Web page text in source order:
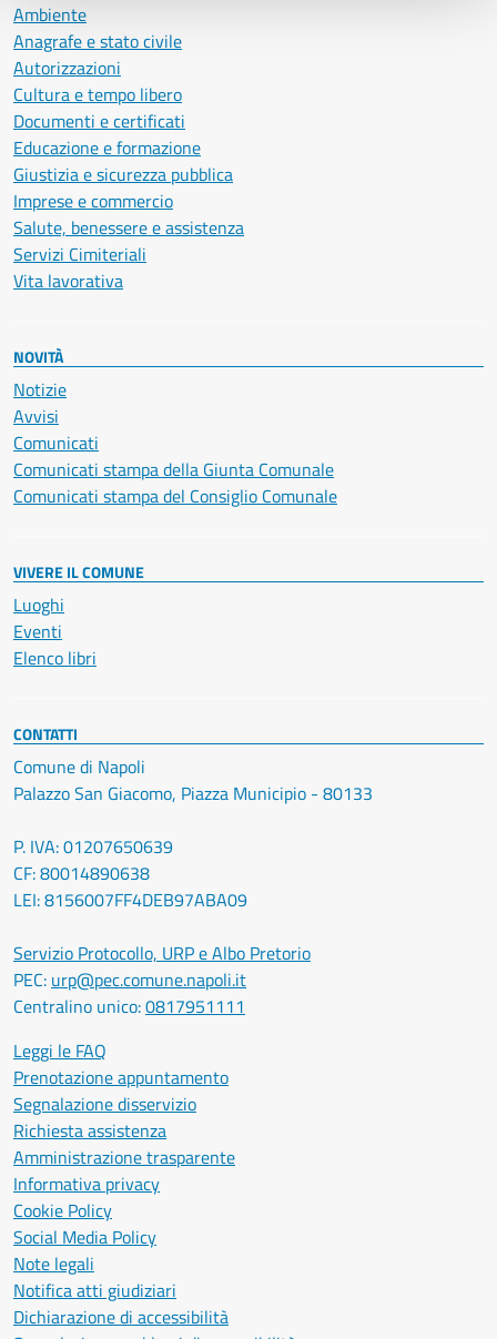
Ambiente
Anagrafe e stato civile
Autorizzazioni
Cultura e tempo libero
Documenti e certificati
Educazione e formazione
Giustizia e sicurezza pubblica
Imprese e commercio
Salute, benessere e assistenza
Servizi Cimiteriali
Vita lavorativa
NOVITÀ
Notizie
Avvisi
Comunicati
Comunicati stampa della Giunta Comunale
Comunicati stampa del Consiglio Comunale
VIVERE IL COMUNE
Luoghi
Eventi
Elenco libri
CONTATTI
Comune di Napoli
Palazzo San Giacomo, Piazza Municipio - 80133
P. IVA: 01207650639
CF: 80014890638
LEI: 8156007FF4DEB97ABA09
Servizio Protocollo, URP e Albo Pretorio
PEC: urp@pec.comune.napoli.it
Centralino unico:0817951111
Leggi le FAQ
Prenotazione appuntamento
Segnalazione disservizio
Richiesta assistenza
Amministrazione trasparente
Informativa privacy
Cookie Policy
Social Media Policy
Note legali
Notifica atti giudiziari
Dichiarazione di accessibilità